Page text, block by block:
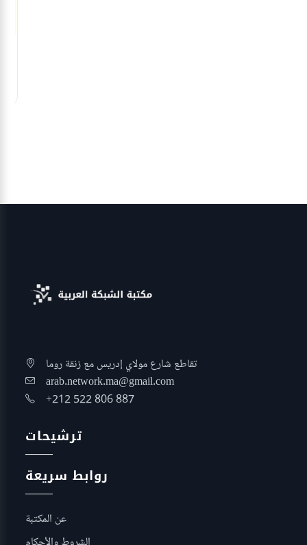
تقاطع شارع مولاي إدريس مع زنقة روما
arab.network.ma@gmail.com
+212 522 806 887
ترشيحات
روابط سريعة
عن المكتبة